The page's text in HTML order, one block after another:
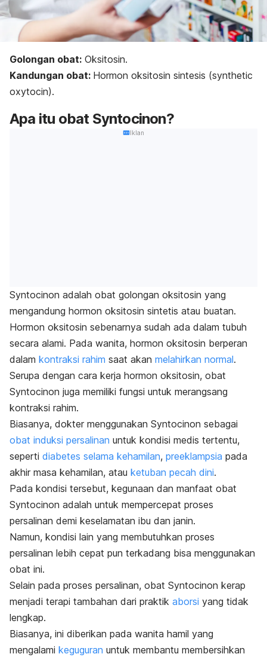
Golongan obat: Oksitosin.
Kandungan obat: Hormon oksitosin sintesis (synthetic
oxytocin).
Apa itu obat Syntocinon?
Iklan
Syntocinon adalah obat golongan oksitosin yang
mengandung hormon oksitosin sintetis atau buatan.
Hormon oksitosin sebenarnya sudah ada dalam tubuh
secara alami. Pada wanita, hormon oksitosin berperan
dalam kontraksi rahim saat akan melahirkan normal.
Serupa dengan cara kerja hormon oksitosin, obat
Syntocinon juga memiliki fungsi untuk merangsang
kontraksi rahim.
Biasanya, dokter menggunakan Syntocinon sebagai
obat induksi persalinan untuk kondisi medis tertentu,
seperti diabetes selama kehamilan, preeklampsia pada
akhir masa kehamilan, atau ketuban pecah dini.
Pada kondisi tersebut, kegunaan dan manfaat obat
Syntocinon adalah untuk mempercepat proses
persalinan demi keselamatan ibu dan janin.
Namun, kondisi lain yang membutuhkan proses
persalinan lebih cepat pun terkadang bisa menggunakan
obat ini.
Selain pada proses persalinan, obat Syntocinon kerap
menjadi terapi tambahan dari praktik aborsi yang tidak
lengkap.
Biasanya, ini diberikan pada wanita hamil yang
mengalami keguguran untuk membantu membersihkan